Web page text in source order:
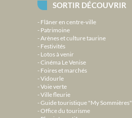
SORTIR DÉCOUVRIR
Flâner en centre-ville
Patrimoine
Arènes et culture taurine
Festivités
Lotos à venir
Cinéma Le Venise
Foires et marchés
Vidourle
Voie verte
Ville fleurie
Guide touristique "My Sommières"
Office du tourisme